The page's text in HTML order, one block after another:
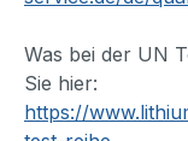
Was bei der UN
Sie hier:
https://